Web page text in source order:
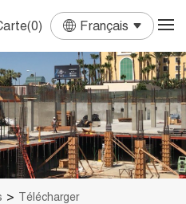
0) Français
English
Français
Deutsch
Español
Português
Télécharger